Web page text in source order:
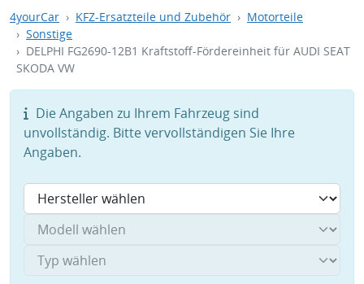
4yourCar KFZ-Ersatzteile und Zubehör
Motorteile
Sonstige
DELPHI FG2690-12B1 Kraftstoff-Fördereinheit für AUDI SEAT
SKODA VW
Die Angaben zu Ihrem Fahrzeug sind
unvollständig. Bitte vervollständigen Sie Ihre
Angaben.